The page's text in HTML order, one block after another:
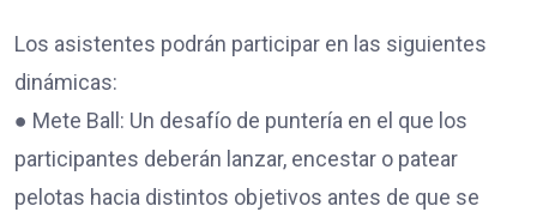
Los asistentes podrán participar en las siguientes
dinámicas:
● Mete Ball: Un desafío de puntería en el que los
participantes deberán lanzar, encestar o patear
pelotas hacia distintos objetivos antes de que se